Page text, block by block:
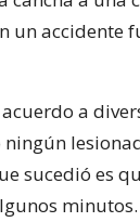
un accidente
a
sucedió es
minutos.